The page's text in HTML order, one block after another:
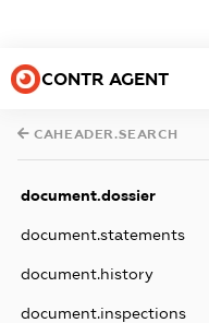
CONTR AGENT
CAHEADER.SEARCH
document.dossier
document.statements
document.history
document.inspections